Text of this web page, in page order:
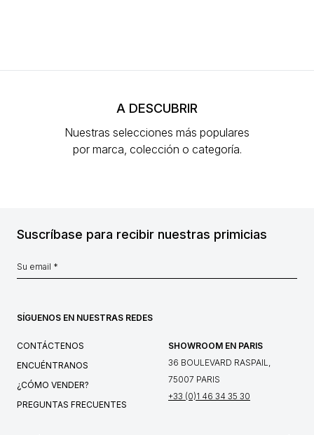
A DESCUBRIR
Nuestras selecciones más populares
por marca, colección o categoría.
Suscríbase para recibir nuestras primicias
SÍGUENOS EN NUESTRAS REDES
CONTÁCTENOS
ENCUÉNTRANOS
¿CÓMO VENDER?
PREGUNTAS FRECUENTES
SHOWROOM EN PARIS
36 BOULEVARD RASPAIL,
75007 PARIS
+33 (0)1 46 34 35 30